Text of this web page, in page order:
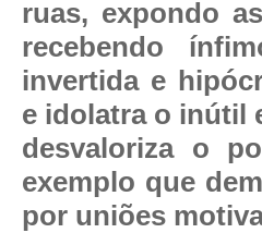
ruas, expondo
recebendo
invertida e
e idolatra o inútil
desvaloriza o
exemplo que
por uniões